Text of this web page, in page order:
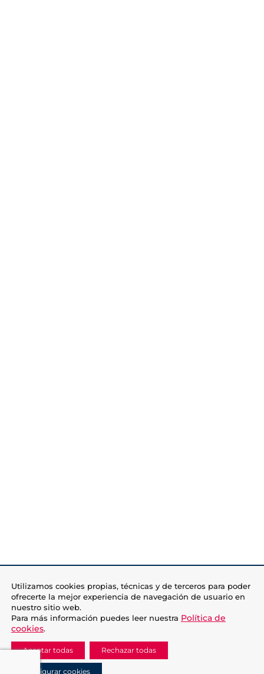
Utilizamos cookies propias, técnicas y de terceros para poder
ofrecerte la mejor experiencia de navegación de usuario en
nuestro sitio web.
Para más información puedes leer nuestra Política de
cookies.
Aceptar todas Rechazar todas
Configurar cookies